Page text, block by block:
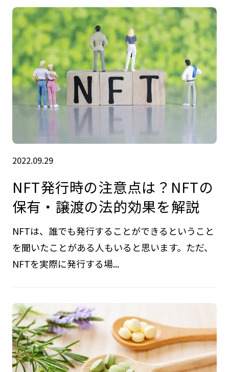
2022.09.29
NFT発行時の注意点は？NFTの
保有・譲渡の法的効果を解説
NFTは、誰でも発行することができるということ
を聞いたことがある人もいると思います。ただ、
NFTを実際に発行する場...